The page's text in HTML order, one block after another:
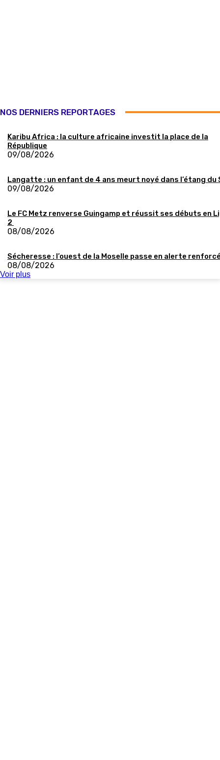
NOS DERNIERS REPORTAGES
Karibu Africa : la culture africaine investit la place de la
République
09/08/2026
Langatte : un enfant de 4 ans meurt noyé dans l’étang du
09/08/2026
Le FC Metz renverse Guingamp et réussit ses débuts en
2
08/08/2026
Sécheresse : l’ouest de la Moselle passe en alerte
08/08/2026
Voir plus